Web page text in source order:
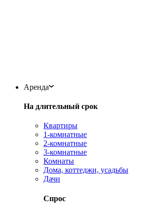
Аренда
На длительный срок
Квартиры
1-комнатные
2-комнатные
3-комнатные
Комнаты
Дома, коттеджи, усадьбы
Дачи
Спрос